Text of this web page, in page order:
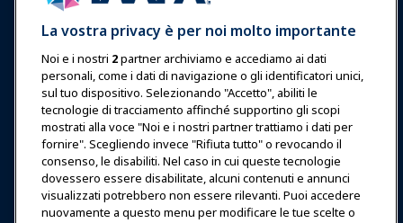
Unisciti ora
Premi Carriere
Contatto
Esposizioni & Eventi
Notizie & Funworld
Educazione
La vostra privacy è per noi molto importante
Noi e i nostri 2partner archiviamo e accediamo ai dati
personali, come i dati di navigazione o gli identificatori unici,
sul tuo dispositivo. Selezionando "Accetto", abiliti le
tecnologie di tracciamento affinché supportino gli scopi
mostrati alla voce "Noi e i nostri partner trattiamo i dati per
fornire". Scegliendo invece "Rifiuta tutto" o revocando il
consenso, le disabiliti. Nel caso in cui queste tecnologie
dovessero essere disabilitate, alcuni contenuti e annunci
visualizzati potrebbero non essere rilevanti. Puoi accedere
nuovamente a questo menu per modificare le tue scelte o